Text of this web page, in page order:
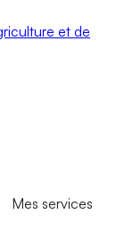
et de
Mes services